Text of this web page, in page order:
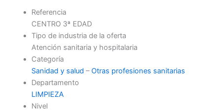
Referencia
CENTRO 3ª EDAD
Tipo de industria de la oferta
Atención sanitaria y hospitalaria
Categoría
Sanidad y salud –Otras profesiones sanitarias
Departamento
LIMPIEZA
Nivel